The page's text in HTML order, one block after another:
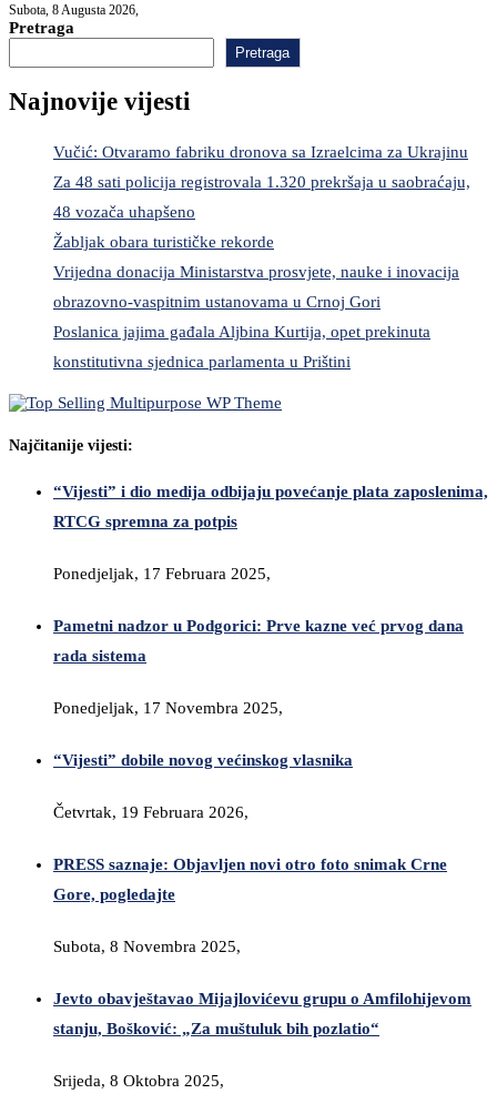
Subota, 8 Augusta 2026,
Pretraga
Pretraga
Najnovije vijesti
Vučić: Otvaramo fabriku dronova sa Izraelcima za Ukrajinu
Za 48 sati policija registrovala 1.320 prekršaja u saobraćaju,
48 vozača uhapšeno
Žabljak obara turističke rekorde
Vrijedna donacija Ministarstva prosvjete, nauke i inovacija
obrazovno-vaspitnim ustanovama u Crnoj Gori
Poslanica jajima gađala Aljbina Kurtija, opet prekinuta
konstitutivna sjednica parlamenta u Prištini
Najčitanije vijesti:
“Vijesti” i dio medija odbijaju povećanje plata zaposlenima,
RTCG spremna za potpis
Ponedjeljak, 17 Februara 2025,
Pametni nadzor u Podgorici: Prve kazne već prvog dana
rada sistema
Ponedjeljak, 17 Novembra 2025,
“Vijesti” dobile novog većinskog vlasnika
Četvrtak, 19 Februara 2026,
PRESS saznaje: Objavljen novi otro foto snimak Crne
Gore, pogledajte
Subota, 8 Novembra 2025,
Jevto obavještavao Mijajlovićevu grupu o Amfilohijevom
stanju, Bošković: „Za muštuluk bih pozlatio“
Srijeda, 8 Oktobra 2025,